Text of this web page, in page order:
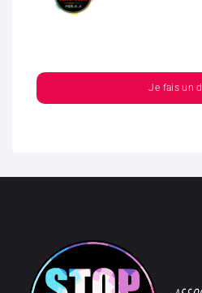
Je fais un